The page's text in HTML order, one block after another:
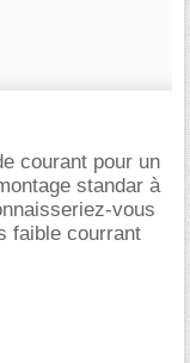
courant pour un
standar à
vous
faible courrant